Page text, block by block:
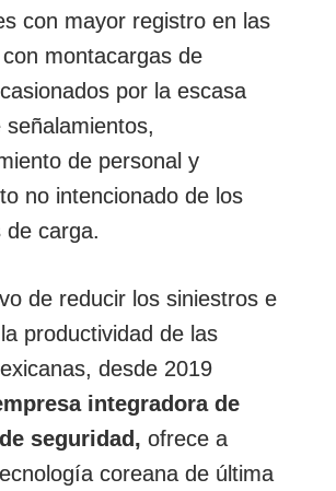
con mayor registro en las
montacargas de
por la escasa
señalamientos,
de personal y
no intencionado de los
de carga.
de reducir los siniestros e
productividad de las
desde 2019
integradora de
seguridad, ofrece a
coreana de última